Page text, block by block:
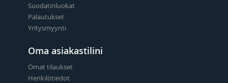
Suodatinluokat
Palautukset
Yritysmyynti
Oma asiakastilini
Omat tilaukset
Henkilötiedot